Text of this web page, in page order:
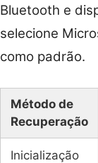
Bluetooth e
selecione
como padrão.
Método de
Recuperação
Inicialização